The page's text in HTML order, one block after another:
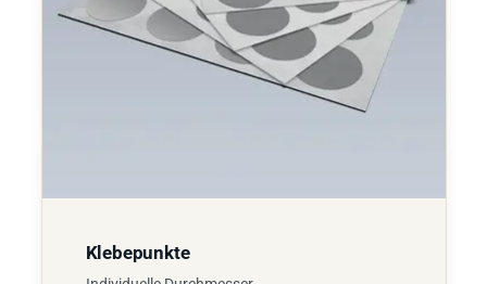
Klebepunkte